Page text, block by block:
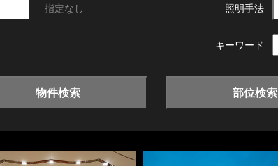
指定なし 照明手法
キーワード
物件検索 部位検索